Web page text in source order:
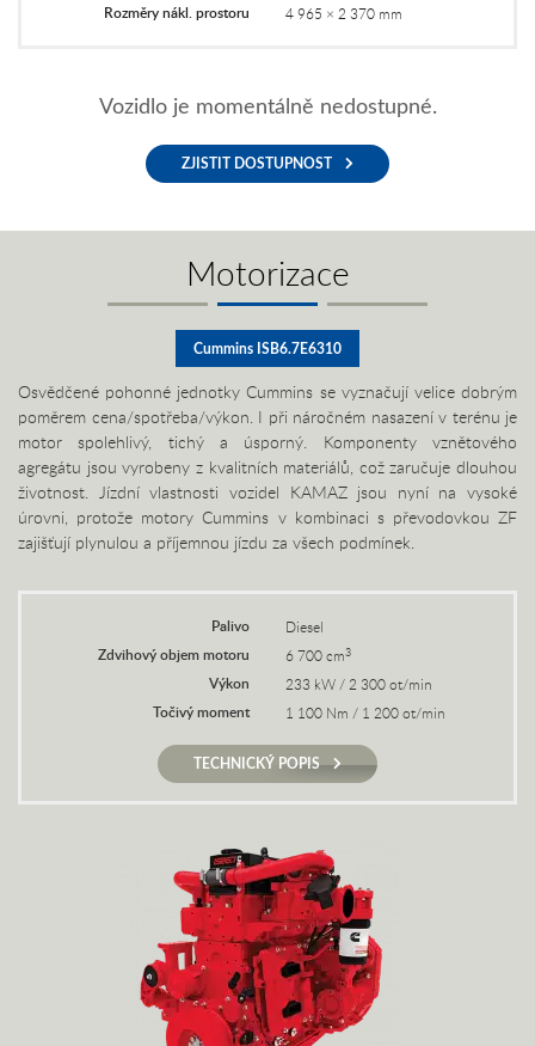
Rozměry nákl. prostoru 4 965 × 2 370 mm
Vozidlo je momentálně nedostupné.
ZJISTIT DOSTUPNOST
Motorizace
Palivo Diesel
Zdvihový objem motoru 6 700 cm3
Výkon 233 kW / 2 300 ot/min
Točivý moment 1 100 Nm / 1 200 ot/min
TECHNICKÝ POPIS
Cummins ISB6.7E6310
Osvědčené pohonné jednotky Cummins se vyznačují velice dobrým
poměrem cena/spotřeba/výkon. I při náročném nasazení v terénu je
motor spolehlivý, tichý a úsporný. Komponenty vznětového
agregátu jsou vyrobeny z kvalitních materiálů, což zaručuje dlouhou
životnost. Jízdní vlastnosti vozidel KAMAZ jsou nyní na vysoké
úrovni, protože motory Cummins v kombinaci s převodovkou ZF
zajišťují plynulou a příjemnou jízdu za všech podmínek.